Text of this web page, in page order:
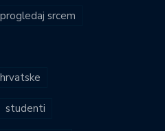
progledaj srcem
studenti